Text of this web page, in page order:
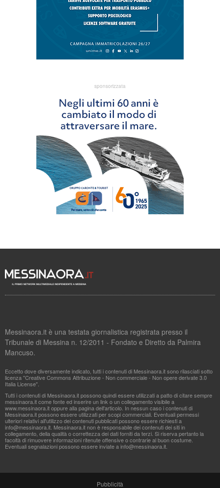
sponsorizzata
Messinaora.it è una testata giornalistica registrata presso il
Tribunale di Messina n. 12/2011 - Fondato e Diretto da Palmira
Mancuso.
Eccetto dove diversamente indicato, tutti i contenuti di Messinaora.it sono rilasciati sotto
licenza "Creative Commons Attribuzione - Non commerciale - Non opere derivate 3.0
Italia License".
Tutti i contenuti di Messinaora.it possono quindi essere utilizzati a patto di citare sempre
messinaora.it come fonte ed inserire un link o un collegamento visibile a
www.messinaora.it oppure alla pagina dell'articolo. In nessun caso i contenuti di
Messinaora.it possono essere utilizzati per scopi commerciali. Eventuali permessi
ulteriori relativi all'utilizzo dei contenuti pubblicati possono essere richiesti a
info@messinaora.it . Messinaora.it non è responsabile dei contenuti dei siti in
collegamento, della qualità o correttezza dei dati forniti da terzi. Si riserva pertanto la
facoltà di rimuovere informazioni ritenute offensive o contrarie al buon costume.
Eventuali segnalazioni possono essere inviate ainfo@messinaora.it
Pubblicità